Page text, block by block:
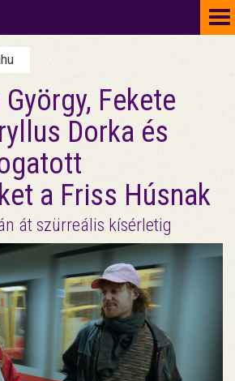
Fekete
Dorka és
a Friss Húsnak
át szürreális kísérletig